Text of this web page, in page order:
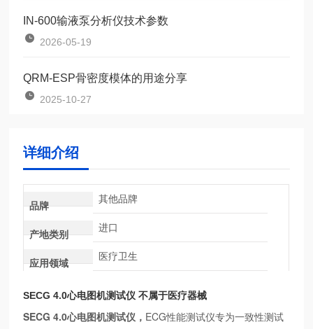
IN-600输液泵分析仪技术参数
2026-05-19
QRM-ESP骨密度模体的用途分享
2025-10-27
详细介绍
品牌
其他品牌
产地类别
进口
应用领域
医疗卫生
SECG 4.0心电图机测试仪 不属于医疗器械
SECG 4.0心电图机测试仪， ECG性能测试仪专为一致性测试